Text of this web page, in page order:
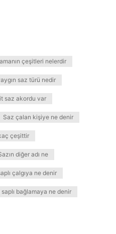
çeşitleri nelerdir
saz türü nedir
saz akordu var
Saz çalan kişiye ne denir
çeşittir
diğer adı ne
çalgıya ne denir
bağlamaya ne denir